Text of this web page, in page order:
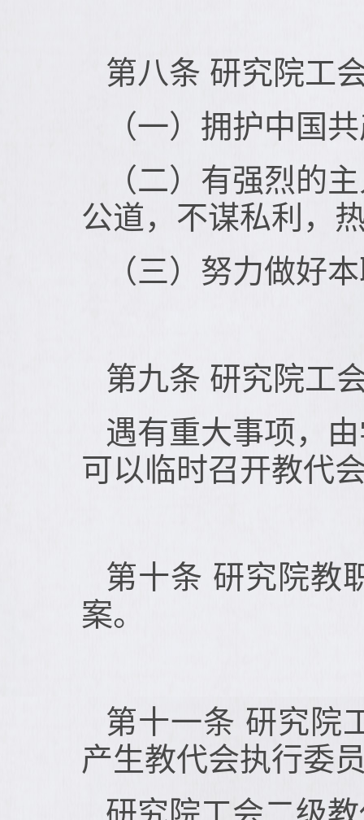
第八条 研究院工
（一）拥护中国
（二）有强烈的
公道，不谋私利，
（三）努力做好
第九条 研究院工
遇有重大事项，
可以临时召开教代
第十条 研究院教
案。
第十一条 研究院
产生教代会执行委